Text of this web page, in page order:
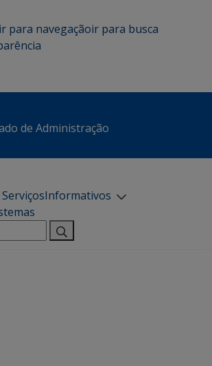
ir para navegaçãoir para busca
de Administração
ServiçosInformativos